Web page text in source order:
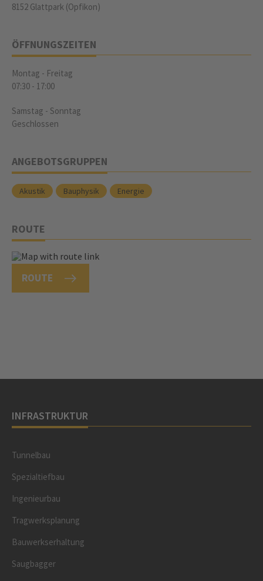
8152 Glattpark (Opfikon)
ÖFFNUNGSZEITEN
Montag - Freitag
07:30 - 17:00
Samstag - Sonntag
Geschlossen
ANGEBOTSGRUPPEN
Akustik Bauphysik Energie
ROUTE
ROUTE
INFRASTRUKTUR
Tunnelbau
Spezialtiefbau
Ingenieurbau
Tragwerksplanung
Bauwerkserhaltung
Saugbagger